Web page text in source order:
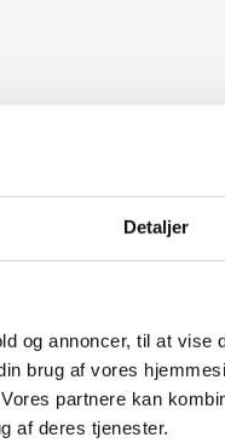
Detaljer
og annoncer, til at
brug af vores
partnere kan
af deres tjenester.
over de to af